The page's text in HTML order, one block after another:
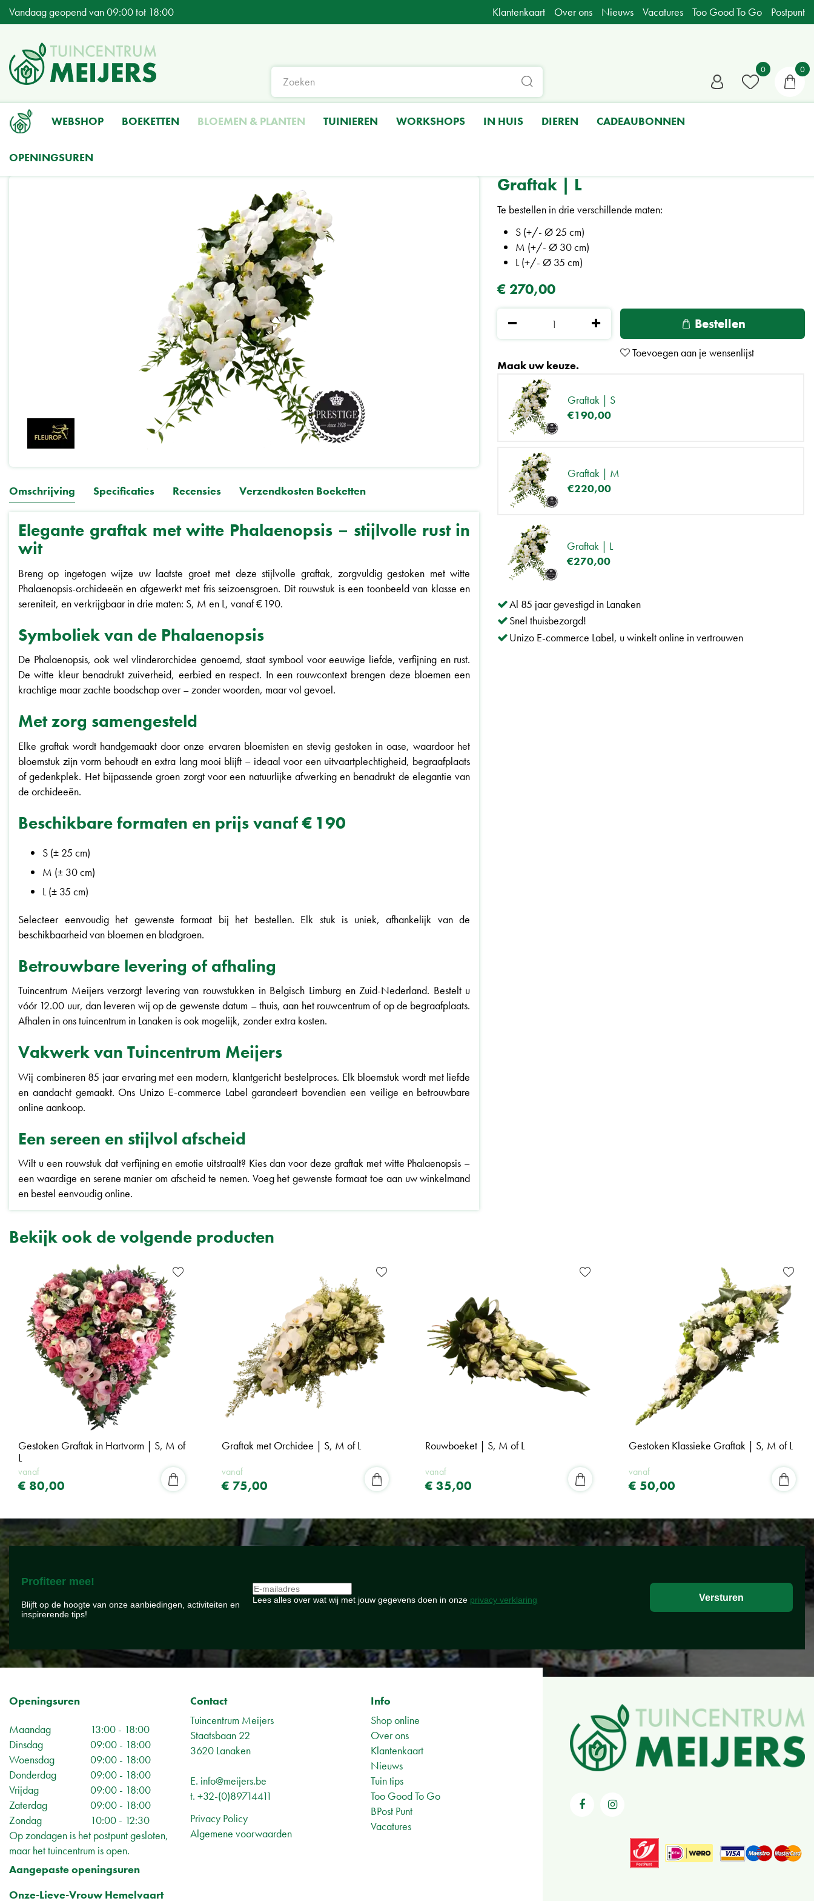
Ga
naar
Home Producten Bloemen & Planten
Vandaag geopend van09:00tot 18:00 Klantenkaart Over ons Nieuws Vacatures Too Good To Go Postpunt
WEBSHOP BOEKETTEN BLOEMEN & PLANTEN TUINIEREN WORKSHOPS IN HUIS DIEREN CADEAUBONNEN
OPENINGSUREN
Graftak | L
Te bestellen in drie verschillende maten:
S (+/- Ø 25 cm)
M (+/- Ø 30 cm)
L (+/- Ø 35 cm)
€ 270,00
Maak uw keuze.
Graftak | S
€190,00
Graftak | M
€220,00
Graftak | L
€270,00
Al 85 jaar gevestigd in Lanaken
Snel thuisbezorgd!
Unizo E-commerce Label, u winkelt online in vertrouwen
Omschrijving Specificaties Recensies Verzendkosten Boeketten
Elegante graftak met witte Phalaenopsis – stijlvolle rust in
wit
Breng op ingetogen wijze uw laatste groet met deze stijlvolle graftak, zorgvuldig gestoken met witte
Phalaenopsis-orchideeën en afgewerkt met fris seizoensgroen. Dit rouwstuk is een toonbeeld van klasse en
sereniteit, en verkrijgbaar in drie maten: S, M en L, vanaf € 190.
Symboliek van de Phalaenopsis
De Phalaenopsis, ook wel vlinderorchidee genoemd, staat symbool voor eeuwige liefde, verfijning en rust.
De witte kleur benadrukt zuiverheid, eerbied en respect. In een rouwcontext brengen deze bloemen een
krachtige maar zachte boodschap over – zonder woorden, maar vol gevoel.
Met zorg samengesteld
Elke graftak wordt handgemaakt door onze ervaren bloemisten en stevig gestoken in oase, waardoor het
bloemstuk zijn vorm behoudt en extra lang mooi blijft – ideaal voor een uitvaartplechtigheid, begraafplaats
of gedenkplek. Het bijpassende groen zorgt voor een natuurlijke afwerking en benadrukt de elegantie van
de orchideeën.
Beschikbare formaten en prijs vanaf € 190
S (± 25 cm)
M (± 30 cm)
L (± 35 cm)
Selecteer eenvoudig het gewenste formaat bij het bestellen. Elk stuk is uniek, afhankelijk van de
beschikbaarheid van bloemen en bladgroen.
Betrouwbare levering of afhaling
Tuincentrum Meijers verzorgt levering van rouwstukken in Belgisch Limburg en Zuid-Nederland. Bestelt u
vóór 12.00 uur, dan leveren wij op de gewenste datum – thuis, aan het rouwcentrum of op de begraafplaats.
Afhalen in ons tuincentrum in Lanaken is ook mogelijk, zonder extra kosten.
Vakwerk van Tuincentrum Meijers
Wij combineren 85 jaar ervaring met een modern, klantgericht bestelproces. Elk bloemstuk wordt met liefde
en aandacht gemaakt. Ons Unizo E-commerce Label garandeert bovendien een veilige en betrouwbare
online aankoop.
Een sereen en stijlvol afscheid
Wilt u een rouwstuk dat verfijning en emotie uitstraalt? Kies dan voor deze graftak met witte Phalaenopsis –
een waardige en serene manier om afscheid te nemen. Voeg het gewenste formaat toe aan uw winkelmand
en bestel eenvoudig online.
Bekijk ook de volgende producten
Gestoken Graftak in Hartvorm | S, M of
L
vanaf
€ 80,00
Graftak met Orchidee | S, M of L
vanaf
€ 75,00
Rouwboeket | S, M of L
vanaf
€ 35,00
Gestoken Klassieke Graftak | S, M of L
vanaf
€ 50,00
Profiteer mee!
Blijft op de hoogte van onze aanbiedingen, activiteiten en
inspirerende tips!
Lees alles over wat wij met jouw gegevens doen in onze privacy verklaring
Openingsuren
Maandag
13:00 - 18:00
Dinsdag
09:00 - 18:00
Woensdag
09:00 - 18:00
Donderdag
09:00 - 18:00
Vrijdag
09:00 - 18:00
Zaterdag
09:00 - 18:00
Zondag
10:00 - 12:30
Op zondagen is het postpunt gesloten,
maar het tuincentrum is open.
Aangepaste openingsuren
Onze-Lieve-Vrouw Hemelvaart
Contact
Tuincentrum Meijers
Staatsbaan 22
3620 Lanaken
E. info@meijers.be
t. +32-(0)89714411
Privacy Policy
Algemene voorwaarden
Info
Shop online
Over ons
Klantenkaart
Nieuws
Tuin tips
Too Good To Go
BPost Punt
Vacatures